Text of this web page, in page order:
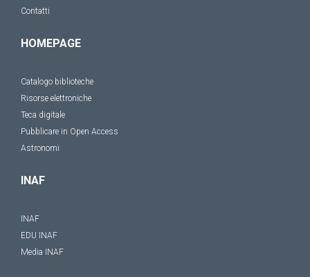
Contatti
HOMEPAGE
Catalogo biblioteche
Risorse elettroniche
Teca digitale
Pubblicare in Open Access
Astronomi
INAF
INAF
EDU INAF
Media INAF